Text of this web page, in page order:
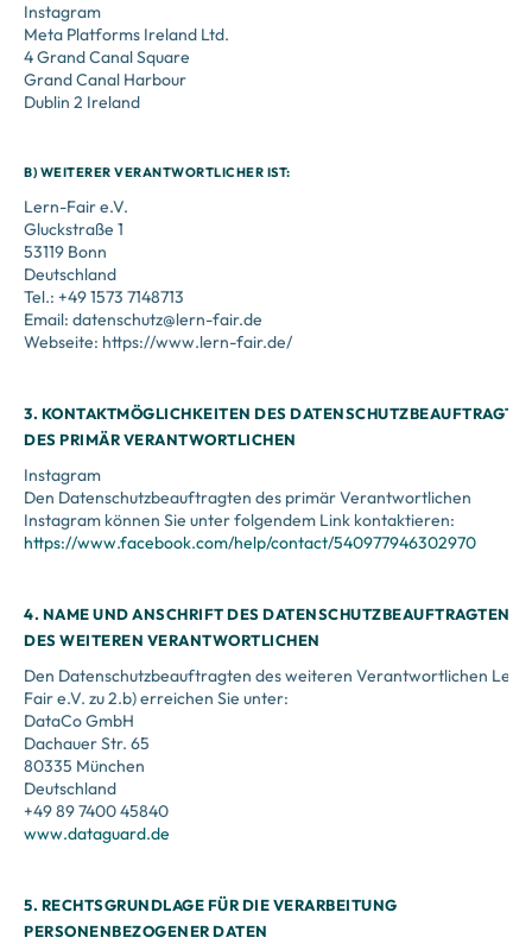
Instagram
Meta Platforms Ireland Ltd.
4 Grand Canal Square
Grand Canal Harbour
Dublin 2 Ireland
B) WEITERER VERANTWORTLICHER IST:
Lern-Fair e.V.
Gluckstraße 1
53119 Bonn
Deutschland
Tel.: +49 1573 7148713
Email: datenschutz@lern-fair.de
Webseite: https://www.lern-fair.de/‍
3. KONTAKTMÖGLICHKEITEN DES
DES PRIMÄR VERANTWORTLICHEN
Instagram
Den Datenschutzbeauftragten des primär Verantwortlichen
Instagram können Sie unter folgendem Link kontaktieren:
https://www.facebook.com/help/contact/540977946302970
4. NAME UND ANSCHRIFT DES DATENSCHUTZBEAUFTRAGTEN
DES WEITEREN VERANTWORTLICHEN
Den Datenschutzbeauftragten des weiteren Verantwortlichen
Fair e.V. zu 2.b) erreichen Sie unter:
DataCo GmbH
Dachauer Str. 65
80335 München
Deutschland
+49 89 7400 45840
www.dataguard.de
5. RECHTSGRUNDLAGE FÜR DIE VERARBEITUNG
PERSONENBEZOGENER DATEN